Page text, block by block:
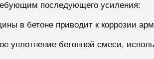
последующего усиления:
в бетоне приводит к коррозии
уплотнение бетонной смеси,